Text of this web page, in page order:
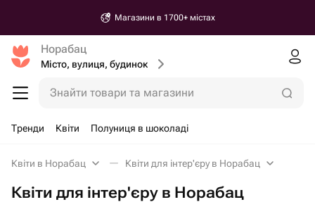
Магазини в 1700+ містах
Норабац
Місто, вулиця, будинок
Знайти товари та магазини
Тренди Квіти Полуниця в шоколаді
Квіти в Норабац Квіти для інтер'єру в Норабац
Квіти для інтер'єру в Норабац